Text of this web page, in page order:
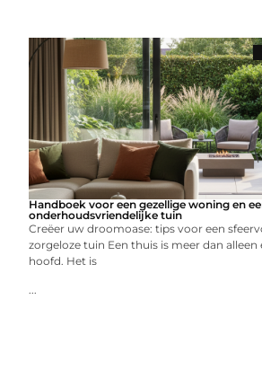
Handboek voor een gezellige woning en
onderhoudsvriendelijke tuin
Creëer uw droomoase: tips voor een
zorgeloze tuin Een thuis is meer dan
hoofd. Het is
...